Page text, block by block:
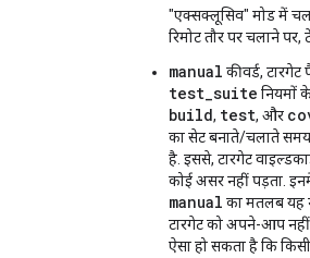
"एक्सक्लूसिव" मोड में
रिमोट तौर पर चलाने पर,
manual कीवर्ड, टारगेट
test_suite नियमों
build, test, और
का सेट बनाते/चलाते समय,
है. इससे, टारगेट
कोई असर नहीं पड़ता.
manual का मतलब यह
टारगेट को अपने-आप नहीं
ऐसा हो सकता है कि